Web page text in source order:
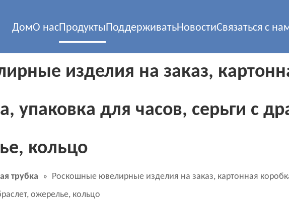
ДомО насПродуктыПоддерживатьНовостиСвязаться с
изделия на заказ,
упаковка для часов, серьги с
кольцо
трубка » Роскошные ювелирные изделия на заказ, картонная
ожерелье, кольцо